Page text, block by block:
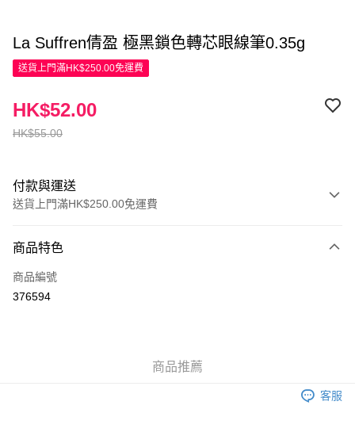
La Suffren倩盈 極黑鎖色轉芯眼線筆0.35g
送貨上門滿HK$250.00免運費
HK$55.00
HK$52.00
付款與運送
送貨上門滿HK$250.00免運費
信用卡
Apple Pay
商品特色
商品編號
376594
商品推薦
客服